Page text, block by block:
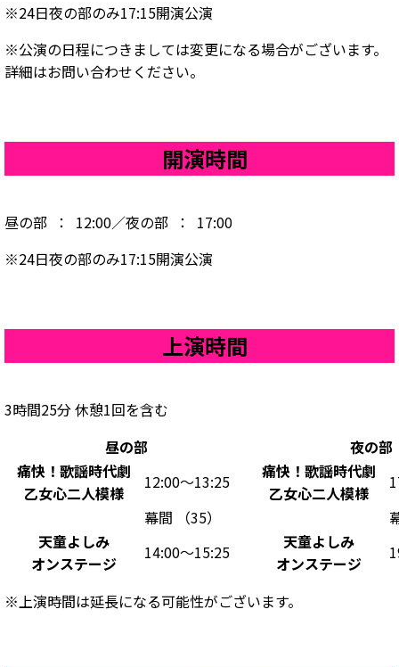
※24日夜の部のみ17:15開演公演
※公演の日程につきましては変更になる場合がございます。
詳細はお問い合わせください。
開演時間
昼の部 ： 12:00／夜の部 ： 17:00
※24日夜の部のみ17:15開演公演
上演時間
3時間25分 休憩1回を含む
昼の部
夜の部
痛快！歌謡時代劇
乙女心二人模様
12:00～13:25
痛快！歌謡時代劇
乙女心二人模様
幕間 （35）
天童よしみ
オンステージ
14:00～15:25
天童よしみ
オンステージ
※上演時間は延長になる可能性がございます。